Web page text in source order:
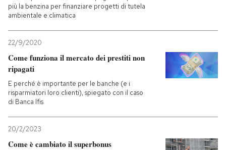
più la benzina per finanziare progetti di tutela
ambientale e climatica
22/9/2020
Come funziona il mercato dei prestiti non
ripagati
E perché è importante per le banche (e i
risparmiatori loro clienti), spiegato con il caso
di Banca Ifis
20/2/2023
Come è cambiato il superbonus